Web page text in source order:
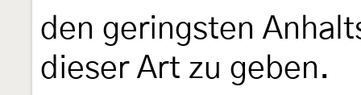
den geringsten
dieser Art zu geben.